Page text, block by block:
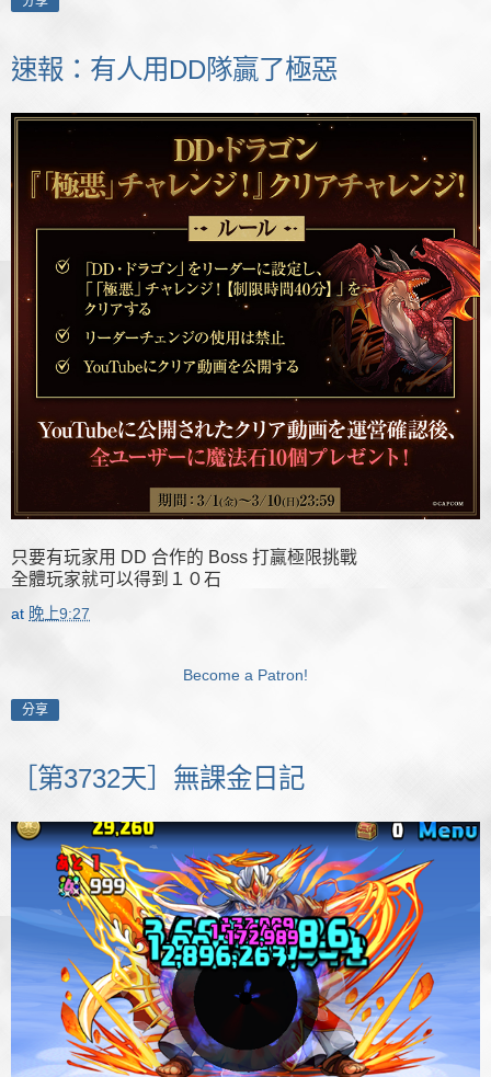
速報：有人用DD隊贏了極惡
只要有玩家用 DD 合作的 Boss 打贏極限挑戰
全體玩家就可以得到１０石
at 晚上9:27
Become a Patron!
分享
［第3732天］無課金日記